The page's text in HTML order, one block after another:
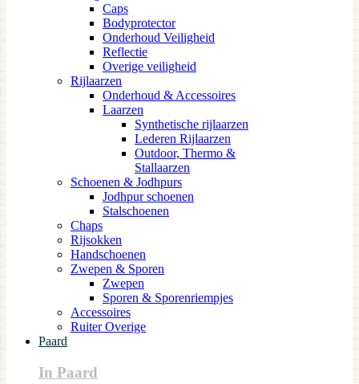
Caps
Bodyprotector
Onderhoud Veiligheid
Reflectie
Overige veiligheid
Rijlaarzen
Onderhoud & Accessoires
Laarzen
Synthetische rijlaarzen
Lederen Rijlaarzen
Outdoor, Thermo &
Stallaarzen
Schoenen & Jodhpurs
Jodhpur schoenen
Stalschoenen
Chaps
Rijsokken
Handschoenen
Zwepen & Sporen
Zwepen
Sporen & Sporenriempjes
Accessoires
Ruiter Overige
Paard
In Paard